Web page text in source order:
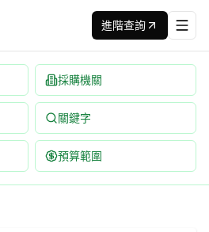
進階查詢
採購機關
關鍵字
預算範圍
餐食材(海鮮加工類) 招標公告 | 案
,果實,蔬菜,及油脂 | 招標方式：